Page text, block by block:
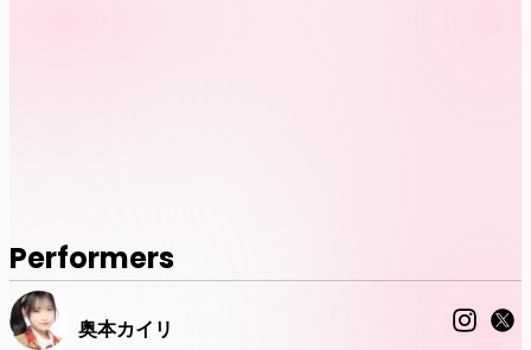
Performers
奥本カイリ